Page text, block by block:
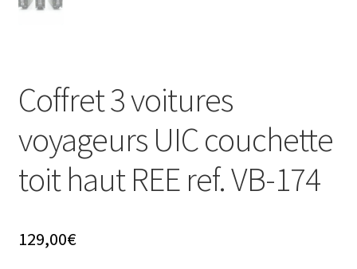
Coffret 3 voitures
voyageurs UIC couchette
toit haut REE ref. VB-174
129,00€